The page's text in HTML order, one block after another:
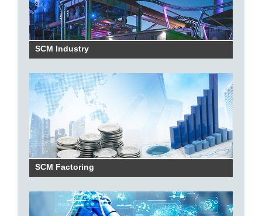
SCM Industry
SCM Factoring